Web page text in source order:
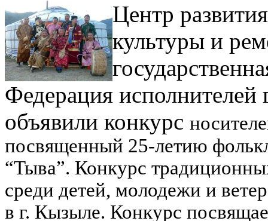
Центр
культуры и
Федерация исполнителей
объявили конкурс
посвященный 25-летию
“Тыва”. Конкурс
среди детей, молодежи и
в г. Кызыле. Конкурс